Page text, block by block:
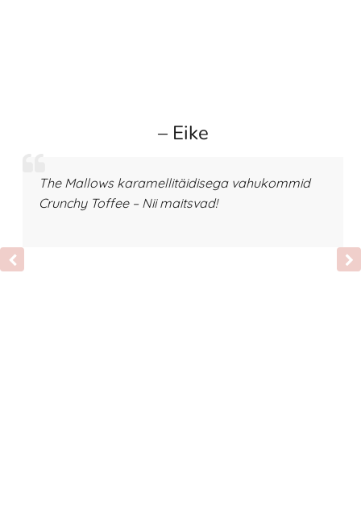
– Eike
The Mallows karamellitäidisega vahukommid
Crunchy Toffee – Nii maitsvad!